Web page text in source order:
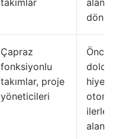
takımlar
Çapraz
fonksiyonlu
takımlar, proje
yöneticileri
alanlar